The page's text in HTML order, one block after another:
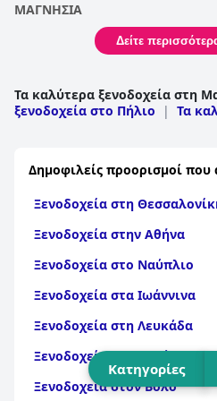
ΜΑΓΝΗΣΙΑ
Δείτε
Τα καλύτερα ξενοδοχεία στη
ξενοδοχεία στο Πήλιο
| Τα
Δημοφιλείς προορισμοί που
Ξενοδοχεία στη
Ξενοδοχεία στην Αθήνα
Ξενοδοχεία στο Ναύπλιο
Ξενοδοχεία στα Ιωάννινα
Ξενοδοχεία στη Λευκάδα
Ξενοδοχεία στην Αράχωβα
Ξενοδοχεία στον Βόλο
Κατηγορίες